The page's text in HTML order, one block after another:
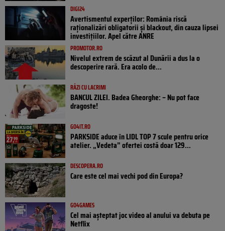
DIGI24
Avertismentul experților: România riscă
raționalizări obligatorii și blackout, din cauza lipsei
investițiilor. Apel către ANRE
PROMOTOR.RO
Nivelul extrem de scăzut al Dunării a dus la o
descoperire rară. Era acolo de...
RÂZI CU LACRIMI
BANCUL ZILEI. Badea Gheorghe: – Nu pot face
dragoste!
GO4IT.RO
PARKSIDE aduce în LIDL TOP 7 scule pentru orice
atelier. „Vedeta” ofertei costă doar 129...
DESCOPERA.RO
Care este cel mai vechi pod din Europa?
GO4GAMES
Cel mai așteptat joc video al anului va debuta pe
Netflix